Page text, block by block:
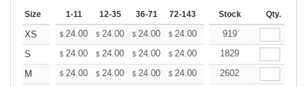
Size 1-11 12-35 36-71 72-143 144-287 288 + More
Stock Qty.
XS $ 24.00 $ 24.00 $ 24.00 $ 24.00 24.00
919
S
$ 24.00 $ 24.00 $ 24.00 $ 24.00 24.00
1829
M
$ 24.00 $ 24.00 $ 24.00 $ 24.00 24.00
2602